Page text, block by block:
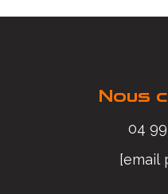
Nous
04
[email